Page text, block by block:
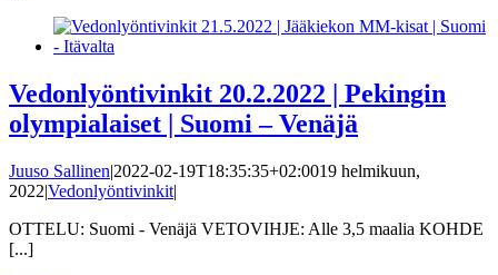
Vedonlyöntivinkit 20.2.2022 | Pekingin
olympialaiset | Suomi – Venäjä
Juuso Sallinen|2022-02-19T18:35:35+02:0019 helmikuun,
2022|Vedonlyöntivinkit|
OTTELU: Suomi - Venäjä VETOVIHJE: Alle 3,5 maalia KOHDE
[...]